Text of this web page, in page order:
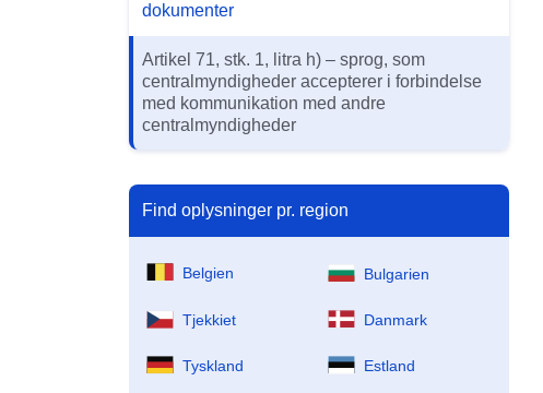
dokumenter
Artikel 71, stk. 1, litra h) – sprog, som
centralmyndigheder accepterer i forbindelse
med kommunikation med andre
centralmyndigheder
Find oplysninger pr. region
Belgien Bulgarien
Tjekkiet Danmark
Tyskland Estland